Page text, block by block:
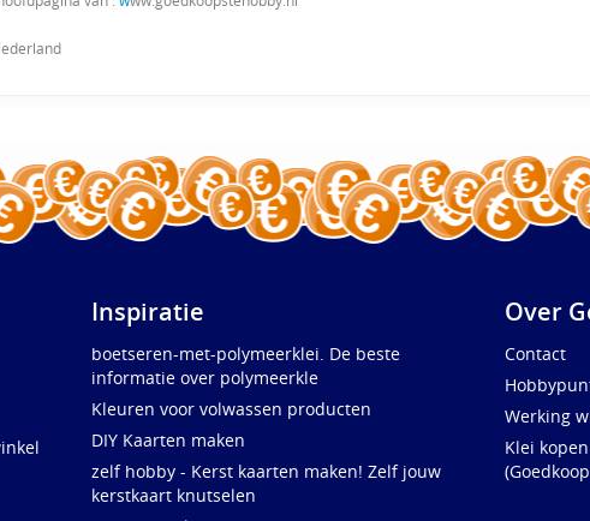
Inspiratie
boetseren-met-polymeerklei. De beste
informatie over polymeerkle
Kleuren voor volwassen producten
DIY Kaarten maken
zelf hobby - Kerst kaarten maken! Zelf jouw
kerstkaart knutselen
Over
Contact
Werking
Klei